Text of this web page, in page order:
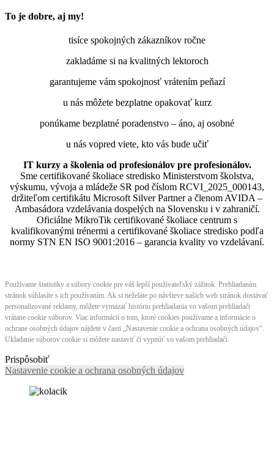
To je dobre, aj my!
tisíce spokojných zákazníkov ročne
zakladáme si na kvalitných lektoroch
garantujeme vám spokojnosť vrátením peňazí
u nás môžete bezplatne opakovať kurz
ponúkame bezplatné poradenstvo – áno, aj osobné
u nás vopred viete, kto vás bude učiť
IT kurzy a školenia od profesionálov pre profesionálov.
Sme certifikované školiace stredisko Ministerstvom školstva,
výskumu, vývoja a mládeže SR pod číslom RCVI_2025_000143,
držiteľom certifikátu Microsoft Silver Partner a členom AVIDA –
Ambasádora vzdelávania dospelých na Slovensku i v zahraničí.​​​​​​​​​​​​​​​​
Oficiálne MikroTik certifikované školiace centrum s
kvalifikovanými trénermi ​​​​​​​​​​a certifikované školiace stredisko podľa
normy STN EN ISO 9001:2016 – garancia kvality vo vzdelávaní.
Používame štatistiky a súbory cookie pre váš lepší používateľský zážitok. Prehliadaním
stránok súhlasíte s ich používaním. Ak si neželáte po návšteve našich web stránok dostávať
personalizované reklamy, môžete vymazať históriu prehliadania vo vašom prehliadači
vrátane cookie súborov. Viac informácií o tom, ktoré cookies používame a informácie o
ochrane osobných údajov nájdete v časti „Nastavenie cookie a ochrana osobných údajov“.
Ukladanie súborov cookie si môžete nastaviť či vypnúť vo vašom prehliadači.
Prispôsobiť
Nastavenie cookie a ochrana osobných údajov